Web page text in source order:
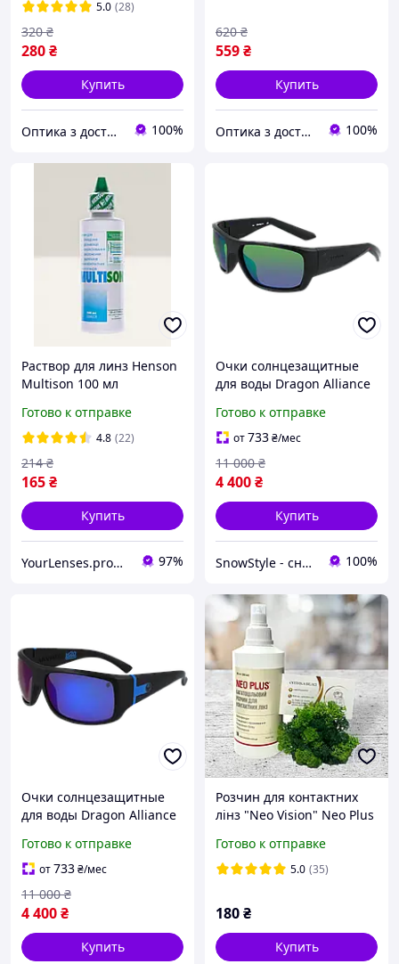
Esoform | Жидкость для
линз
5.0 (28)
280₴
320 ₴
Купить
Оптика з доставкою 100%
559₴
620 ₴
Купить
Оптика з доставкою 100%
Раствор для линз Henson
Multison 100 мл
жидкость для очистки,
дезинфекции и хранения
мягких контактных линз
Готово к отправке
4.8 (22)
165₴
214 ₴
Купить
YourLenses.prom.ua 97%
Очки солнцезащитные
для воды Dragon Alliance
Black Lumalens Green
Ionized Polarized
Готово к отправке
от733₴/мес
4 400₴
11 000 ₴
Купить
SnowStyle - снаряжение для спорта и туризма по лучшим ценам! 100%
Очки солнцезащитные
для воды Dragon Alliance
Black Lumalens Blue
Ionized Polarized
Готово к отправке
от733₴/мес
4 400₴
11 000 ₴
Купить
Розчин для контактних
лінз "Neo Vision" Neo Plus
Готово к отправке
5.0 (35)
180₴
Купить